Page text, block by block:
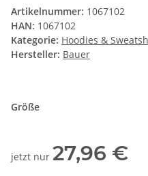
Artikelnummer: 1067102
HAN: 1067102
Kategorie: Hoodies &
Hersteller: Bauer
Größe
jetzt nur 27,96 €